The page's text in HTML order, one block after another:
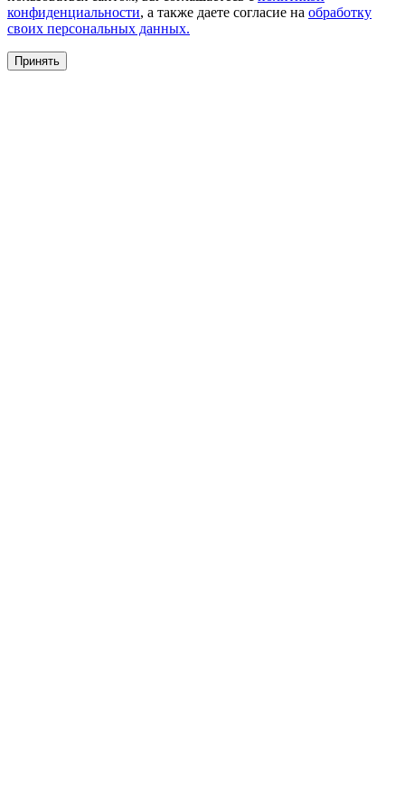
конфиденциальности, а также даете согласие на обработку
своих персональных данных.
Принять